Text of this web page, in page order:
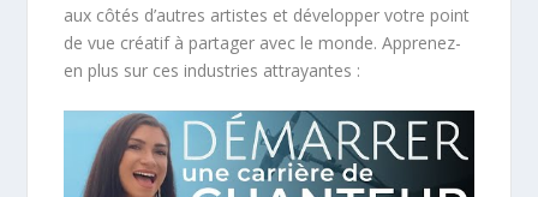
aux côtés d’autres artistes et développer votre point
de vue créatif à partager avec le monde. Apprenez-
en plus sur ces industries attrayantes :